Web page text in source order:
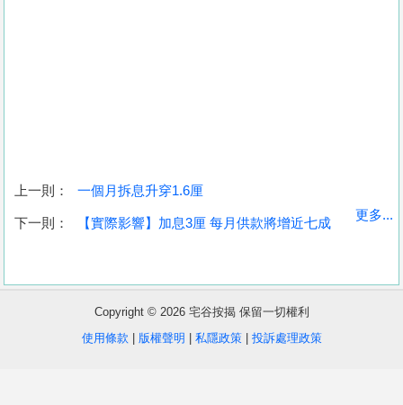
收
盤
上一則： 一個月拆息升穿1.6厘
下一則： 【實際影響】加息3厘 每月供款將增近七成
更多...
Copyright © 2026 宅谷按揭 保留一切權利
使用條款
版權聲明 私隱政策| 投訴處理政策